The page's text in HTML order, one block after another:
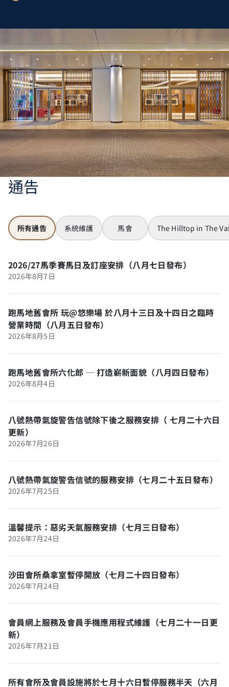
通告
所有通告 系統維護 馬會 The Hilltop in The
2026/27馬季賽馬日及訂座安排（八月七日發布）
2026年8月7日
跑馬地舊會所 玩@悠樂場 於八月十三日及十四日之臨時
營業時間（八月五日發布）
2026年8月5日
跑馬地舊會所六化郎 ─ 打造嶄新面貌（八月四日發布）
2026年8月4日
八號熱帶氣旋警告信號除下後之服務安排（ 七月二十六日
更新）
2026年7月26日
八號熱帶氣旋警告信號的服務安排（七月二十五日發布）
2026年7月25日
溫馨提示：惡劣天氣服務安排（七月三日發布）
2026年7月24日
沙田會所桑拿室暫停開放（七月二十四日發布）
2026年7月24日
會員網上服務及會員手機應用程式維護（七月二十一日更
新）
2026年7月21日
所有會所及會員設施將於七月十六日暫停服務半天（六月